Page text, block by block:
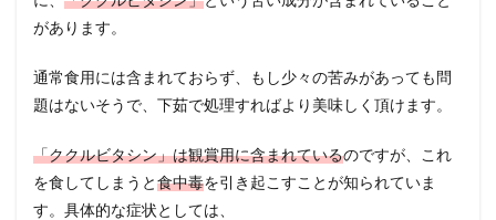
があります。
通常食用には含まれておらず、もし少々の苦みがあっても問
題はないそうで、下茹で処理すればより美味しく頂けます。
「ククルビタシン」は観賞用に含まれているのですが、これ
を食してしまうと食中毒を引き起こすことが知られていま
す。具体的な症状としては、